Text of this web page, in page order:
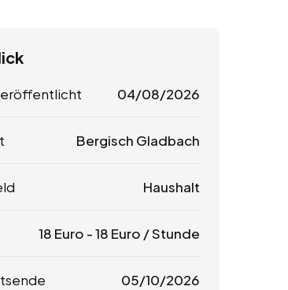
04/08/2026
Bergisch Gladbach
Haushalt
18 Euro -18 Euro / Stunde
05/10/2026